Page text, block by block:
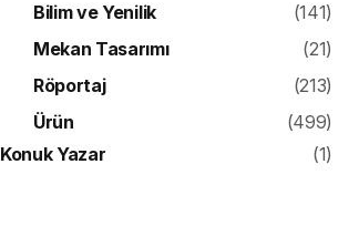
Bilim ve Yenilik
(141)
Mekan Tasarımı
(21)
Röportaj
(213)
Ürün
(499)
Konuk Yazar
(1)